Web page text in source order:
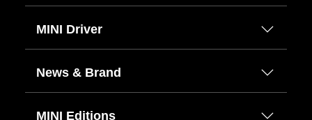
MINI Driver
News & Brand
MINI Editions